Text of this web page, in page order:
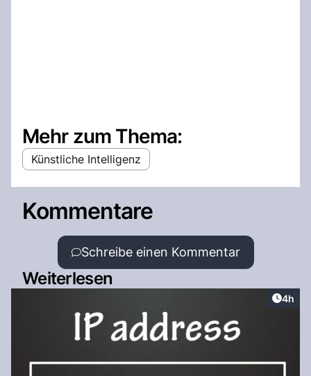
Mehr zum Thema:
Künstliche Intelligenz
Kommentare
Schreibe einen Kommentar
Weiterlesen
4h